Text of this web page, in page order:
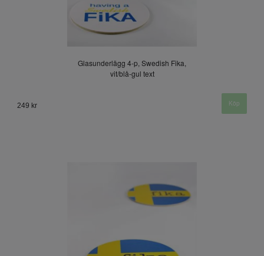
Glasunderlägg 4-p, Swedish Fika,
vit/blå-gul text
249 kr